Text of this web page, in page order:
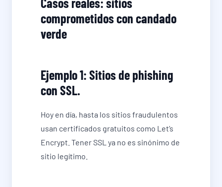
comprometidos con candado
verde
Ejemplo 1: Sitios de phishing
con SSL.
Hoy en día, hasta los sitios fraudulentos
usan certificados gratuitos como Let’s
Encrypt. Tener SSL ya no es sinónimo de
sitio legítimo.